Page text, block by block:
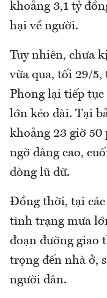
khoảng 3,1 tỷ
hại về người.
Tuy nhiên, chưa
vừa qua, tối 29/5,
Phong lại tiếp
lớn kéo dài. Tại
khoảng 23 giờ 50
ngờ dâng cao,
dòng lũ dữ.
Đồng thời, tại
tình trạng mưa
đoạn đường giao
trọng đến nhà ở,
người dân.